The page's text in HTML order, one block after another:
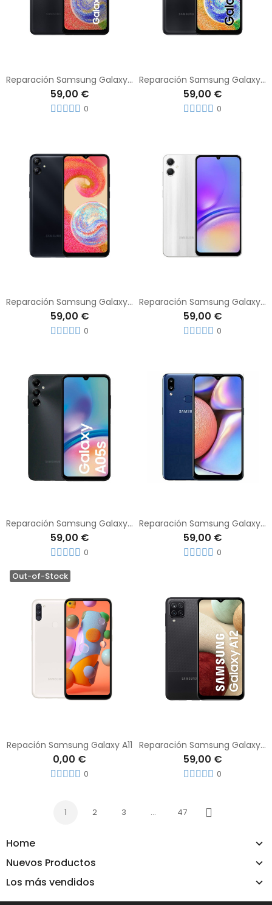
Home
Nuevos Productos
Los más vendidos
Reparación Samsung Galaxy A04
59,00 €
0
Reparación Samsung Galaxy A04s
59,00 €
0
Reparación Samsung Galaxy A04e
59,00 €
0
Reparación Samsung Galaxy A05
59,00 €
0
Reparación Samsung Galaxy A05s
59,00 €
0
Reparación Samsung Galaxy A10s
59,00 €
0
Out-of-Stock
Repación Samsung Galaxy A11
0,00 €
0
Reparación Samsung Galaxy A12
59,00 €
0
1 2 3 … 47
Siguiente